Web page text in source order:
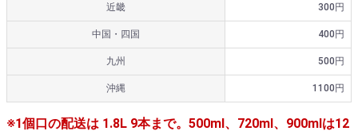
近畿 300円
中国・四国 400円
九州 500円
沖縄 1100円
※1個口の配送は 1.8L 9本まで。500ml、720ml、900mlは12